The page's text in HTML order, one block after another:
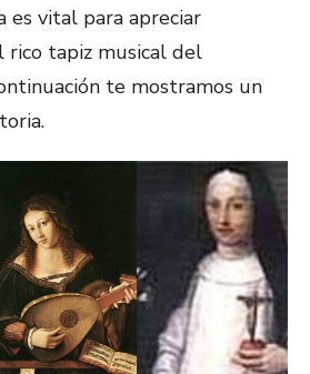
es vital para apreciar
tapiz musical del
te mostramos un